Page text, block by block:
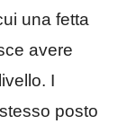
una fetta
avere
I
posto